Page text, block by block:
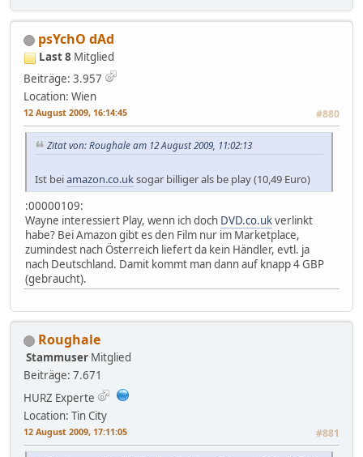
psYchO dAd
Last 8 Mitglied
Beiträge: 3.957
Location: Wien
12 August 2009, 16:14:45 #880
Zitat von: Roughale am 12 August 2009, 11:02:13
Ist beiamazon.co.uksogar billiger als be play (10,49 Euro)
:00000109:
Wayne interessiert Play, wenn ich doch DVD.co.ukverlinkt
habe? Bei Amazon gibt es den Film nur im Marketplace,
zumindest nach Österreich liefert da kein Händler, evtl. ja
nach Deutschland. Damit kommt man dann auf knapp 4 GBP
(gebraucht).
Roughale
Stammuser Mitglied
Beiträge: 7.671
HURZ Experte
Location: Tin City
12 August 2009, 17:11:05 #881